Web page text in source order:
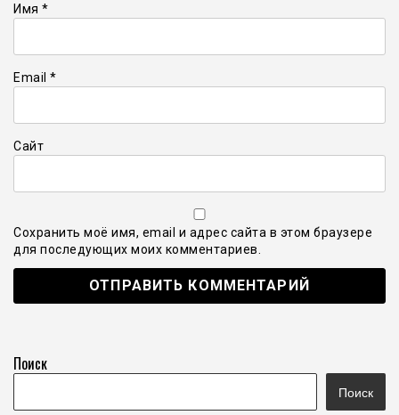
Имя *
Email *
Сайт
Сохранить моё имя, email и адрес сайта в этом браузере
для последующих моих комментариев.
Поиск
Поиск